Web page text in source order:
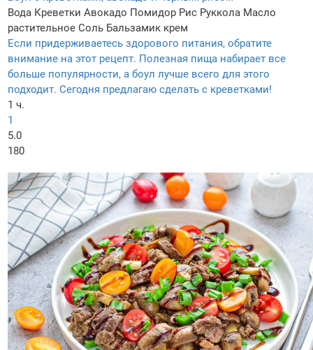
Вода Креветки Авокадо Помидор Рис Руккола Масло
растительное Соль Бальзамик крем
Если придерживаетесь здорового питания, обратите
внимание на этот рецепт. Полезная пища набирает все
больше популярности, а боул лучше всего для этого
подходит. Сегодня предлагаю сделать с креветками!
1 ч.
1
5.0
180